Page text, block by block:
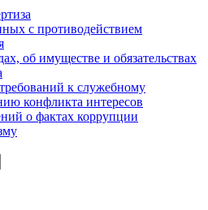
с противодействием
об имуществе и обязательствах
к служебному
конфликта интересов
о фактах коррупции